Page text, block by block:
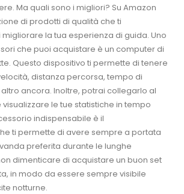
Ma quali sono i migliori? Su Amazon
di prodotti di qualità che ti
la tua esperienza di guida. Uno
che puoi acquistare è un computer di
Questo dispositivo ti permette di tenere
distanza percorsa, tempo di
ancora. Inoltre, potrai collegarlo al
le tue statistiche in tempo
indispensabile è il
ti permette di avere sempre a portata
preferita durante le lunghe
dimenticare di acquistare un buon set
in modo da essere sempre visibile
notturne.